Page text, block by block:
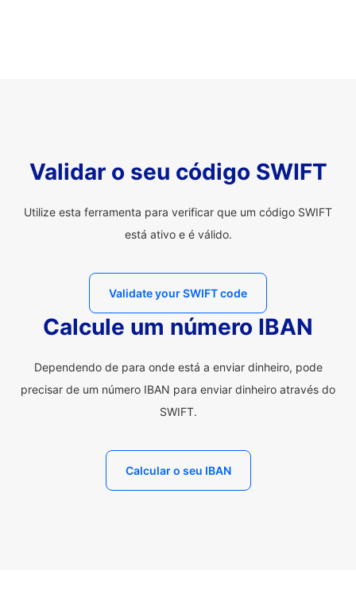
Validar o seu código SWIFT
Utilize esta ferramenta para verificar que um código SWIFT
está ativo e é válido.
Validate your SWIFT code
Calcule um número IBAN
Dependendo de para onde está a enviar dinheiro, pode
precisar de um número IBAN para enviar dinheiro através do
SWIFT.
Calcular o seu IBAN